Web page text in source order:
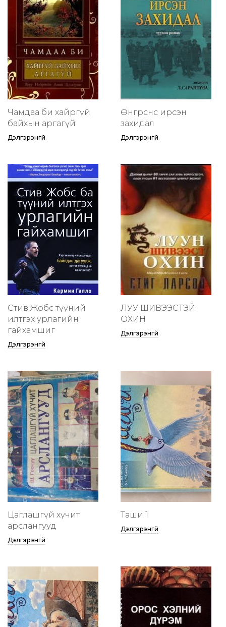
Чамдаа би хайргүй
байхын аргагүй
Дэлгэрэнгүй
Өнгөрснөөс ирсэн
захидал
Дэлгэрэнгүй
Стив Жобс түүний
илтгэх урлагийн
гайхамшиг
Дэлгэрэнгүй
ЛУУ ШИВЭЭСТЭЙ
ОХИН
Дэлгэрэнгүй
Цаглашгүй хүчит
арслангууд
Дэлгэрэнгүй
Таши 1
Дэлгэрэнгүй